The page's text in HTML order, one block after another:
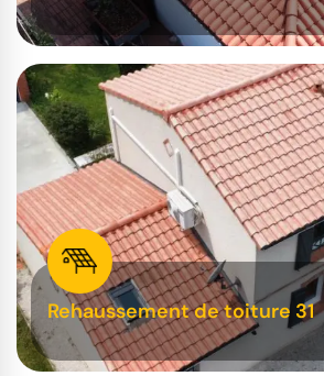
Rehaussement de toiture 31